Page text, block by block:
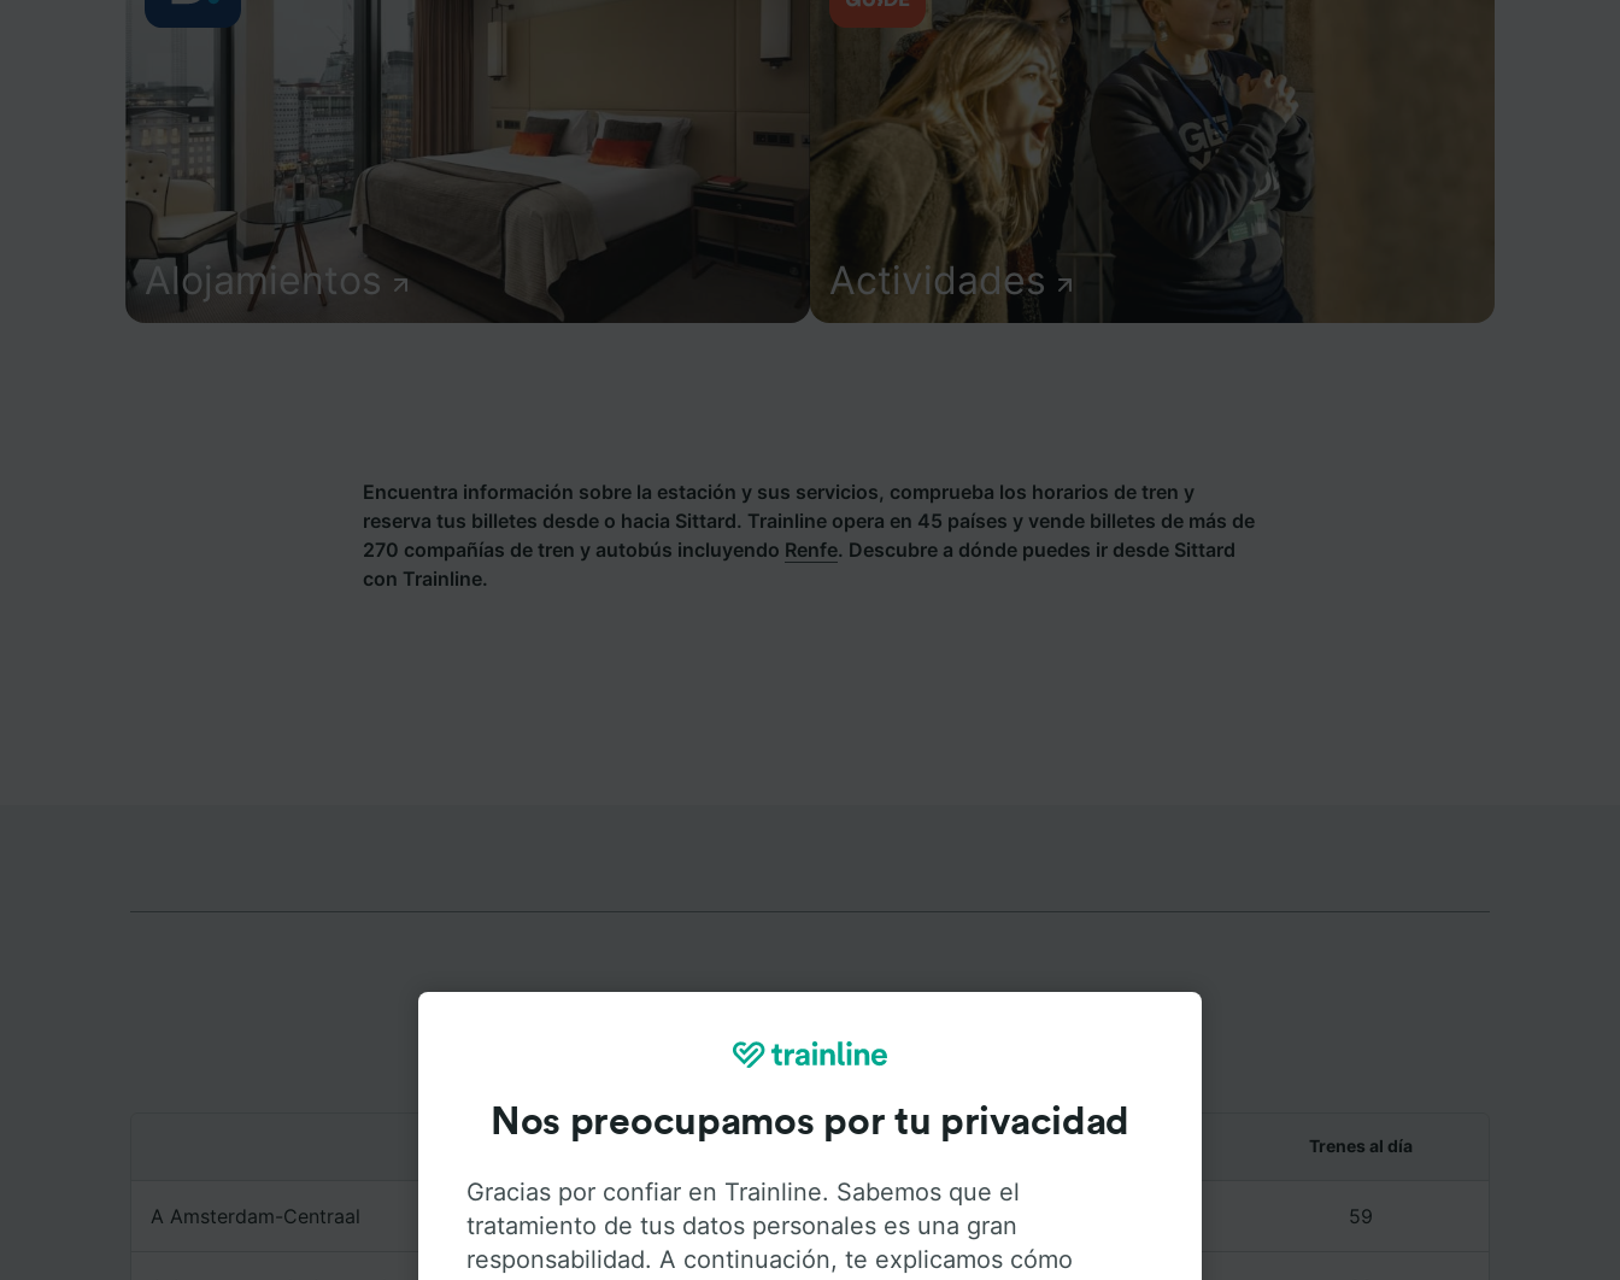
Alojamientos Actividades
Encuentra información sobre la estación y sus servicios, comprueba los horarios de tren y
reserva tus billetes desde o hacia Sittard. Trainline opera en 45 países y vende billetes de más de
270 compañías de tren y autobús incluyendo Renfe. Descubre a dónde puedes ir desde Sittard
con Trainline.
Rutas más populares desde Sittard
Duración Trenes al día
A Amsterdam-Centraal 2h 3min 59
Nos preocupamos por tu privacidad
Gracias por confiar en Trainline. Sabemos que el
tratamiento de tus datos personales es una gran
responsabilidad. A continuación, te explicamos cómo